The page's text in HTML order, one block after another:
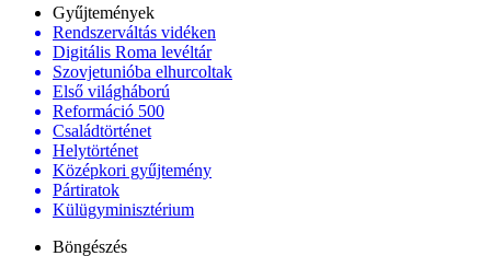
Gyűjtemények
Rendszerváltás vidéken
Digitális Roma levéltár
Szovjetunióba elhurcoltak
Első világháború
Reformáció 500
Családtörténet
Helytörténet
Középkori gyűjtemény
Pártiratok
Külügyminisztérium
Böngészés